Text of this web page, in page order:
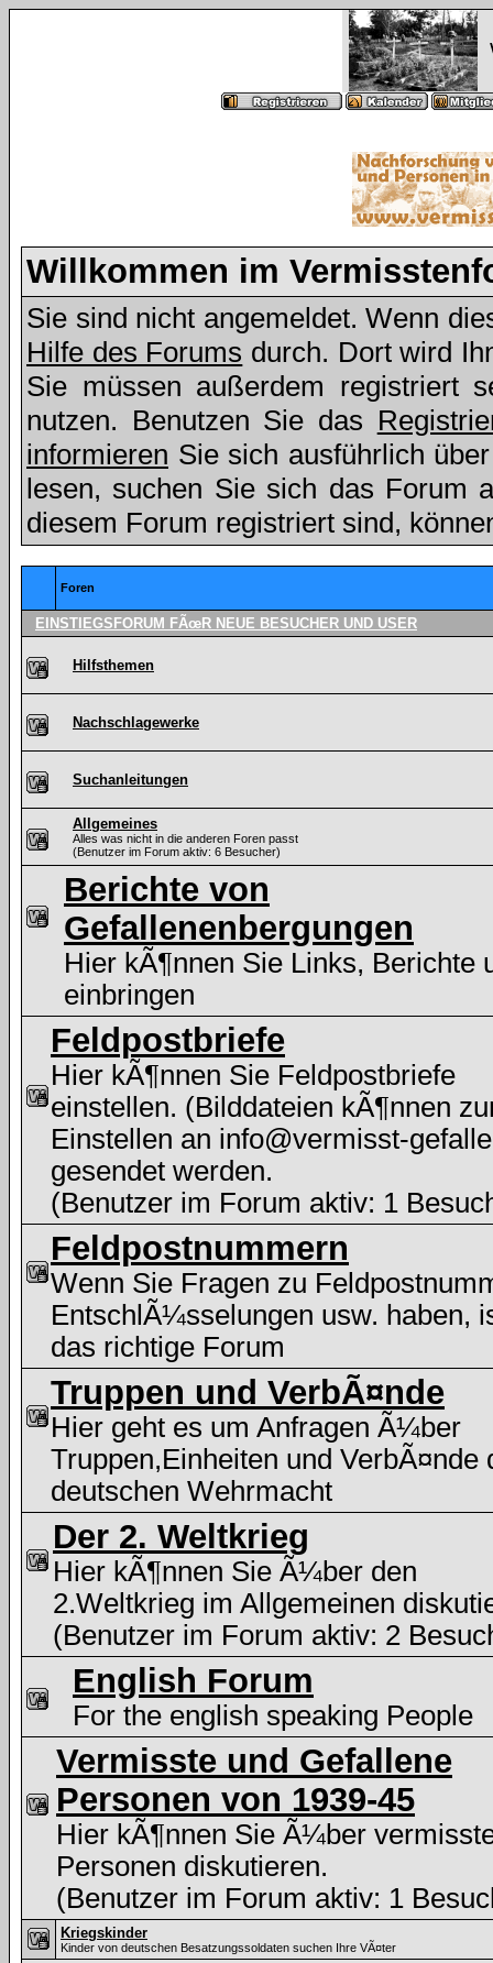
Willkommen im
Sie sind nicht angemeldet. Wenn
Hilfe des Forums durch. Dort wird
Sie müssen außerdem registriert
nutzen. Benutzen Sie das
informieren Sie sich ausführlich
lesen, suchen Sie sich das Forum
diesem Forum registriert sind,
Foren
EINSTIEGSFORUM FÃœR NEUE BESUCHER UND USER
Hilfsthemen
Nachschlagewerke
Suchanleitungen
Allgemeines
Alles was nicht in die anderen Foren passt
(Benutzer im Forum aktiv: 6 Besucher)
Berichte von
Gefallenenbergungen
Hier kÃ¶nnen Sie Links, Berichte
einbringen
Feldpostbriefe
Hier kÃ¶nnen Sie Feldpostbriefe
einstellen. (Bilddateien kÃ¶nnen
Einstellen an info@vermisst-
gesendet werden.
(Benutzer im Forum aktiv: 1
Feldpostnummern
Wenn Sie Fragen zu
EntschlÃ¼sselungen usw. haben,
das richtige Forum
Truppen und VerbÃ¤nde
Hier geht es um Anfragen Ã¼ber
Truppen,Einheiten und VerbÃ¤nde
deutschen Wehrmacht
Der 2. Weltkrieg
Hier kÃ¶nnen Sie Ã¼ber den
2.Weltkrieg im Allgemeinen
(Benutzer im Forum aktiv: 2
English Forum
For the english speaking People
Vermisste und Gefallene
Personen von 1939-45
Hier kÃ¶nnen Sie Ã¼ber
Personen diskutieren.
(Benutzer im Forum aktiv: 1
Kriegskinder
Kinder von deutschen Besatzungssoldaten suchen Ihre VÃ¤ter